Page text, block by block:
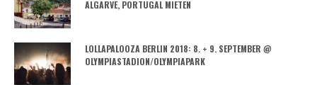
ALGARVE, PORTUGAL MIETEN
LOLLAPALOOZA BERLIN 2018: 8. + 9. SEPTEMBER @
OLYMPIASTADION/OLYMPIAPARK